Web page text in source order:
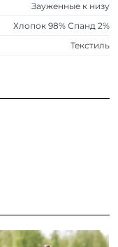
Зауженные к низу
Хлопок 98% Спанд 2%
Текстиль